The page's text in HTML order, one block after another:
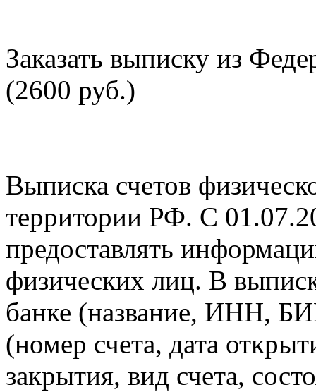
Заказать выписку из
(2600 руб.)
Выписка счетов
территории РФ. С
предоставлять
физических лиц. В
банке (название, ИНН,
(номер счета, дата
закрытия, вид счета,